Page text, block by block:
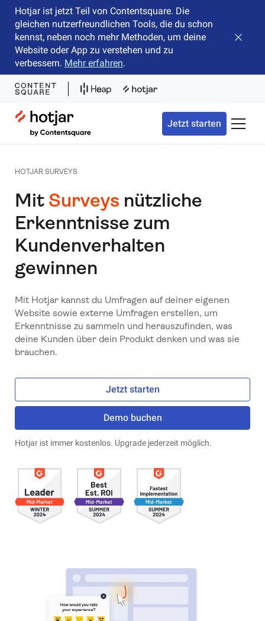
Hotjar ist jetzt Teil von Contentsquare. Die
gleichen nutzerfreundlichen Tools, die du schon
kennst, neben noch mehr Methoden, um deine
Website oder App zu verstehen und zu
verbessern. Mehr erfahren.
Hotjar Logo
Jetzt starten
HOTJAR SURVEYS
Mit Surveys nützliche
Erkenntnisse zum
Kundenverhalten
gewinnen
Mit Hotjar kannst du Umfragen auf deiner eigenen
Website sowie externe Umfragen erstellen, um
Erkenntnisse zu sammeln und herauszufinden, was
deine Kunden über dein Produkt denken und was sie
brauchen.
Jetzt starten
Demo buchen
Hotjar ist immer kostenlos. Upgrade jederzeit möglich.